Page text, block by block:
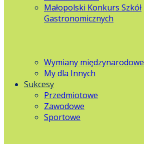
Małopolski Konkurs Szkół
Gastronomicznych
Wymiany międzynarodowe
My dla Innych
Sukcesy
Przedmiotowe
Zawodowe
Sportowe